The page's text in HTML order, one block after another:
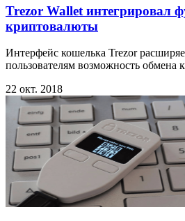
Trezor Wallet интегрировал
криптовалюты
Интерфейс кошелька Trezor
пользователям возможность обмена
22 окт. 2018